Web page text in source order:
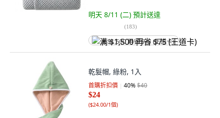
明天 8/11 (二) 預計送達
(183)
满 $1,500 再省 $75 (王道卡)
乾髮帽, 綠粉, 1入
首購折扣價 40%$40
$24
($24.00/1個)